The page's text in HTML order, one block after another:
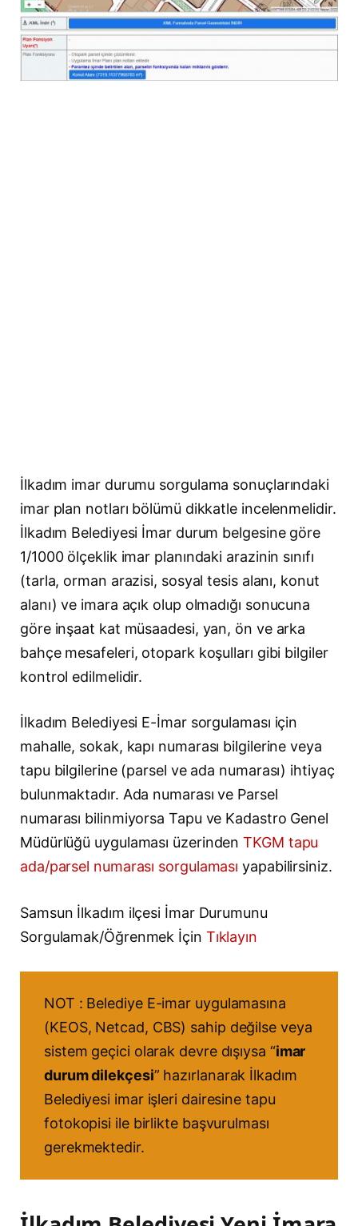
İlkadım imar durumu sorgulama sonuçlarındaki
imar plan notları bölümü dikkatle incelenmelidir.
İlkadım Belediyesi İmar durum belgesine göre
1/1000 ölçeklik imar planındaki arazinin sınıfı
(tarla, orman arazisi, sosyal tesis alanı, konut
alanı) ve imara açık olup olmadığı sonucuna
göre inşaat kat müsaadesi, yan, ön ve arka
bahçe mesafeleri, otopark koşulları gibi bilgiler
kontrol edilmelidir.
İlkadım Belediyesi E-İmar sorgulaması için
mahalle, sokak, kapı numarası bilgilerine veya
tapu bilgilerine (parsel ve ada numarası) ihtiyaç
bulunmaktadır. Ada numarası ve Parsel
numarası bilinmiyorsa Tapu ve Kadastro Genel
Müdürlüğü uygulaması üzerindenTKGM tapu
ada/parsel numarası sorgulaması yapabilirsiniz.
Samsun İlkadım ilçesi İmar Durumunu
Sorgulamak/Öğrenmek İçin Tıklayın
NOT : Belediye E-imar uygulamasına
(KEOS, Netcad, CBS) sahip değilse veya
sistem geçici olarak devre dışıysa “imar
durum dilekçesi” hazırlanarak İlkadım
Belediyesi imar işleri dairesine tapu
fotokopisi ile birlikte başvurulması
gerekmektedir.